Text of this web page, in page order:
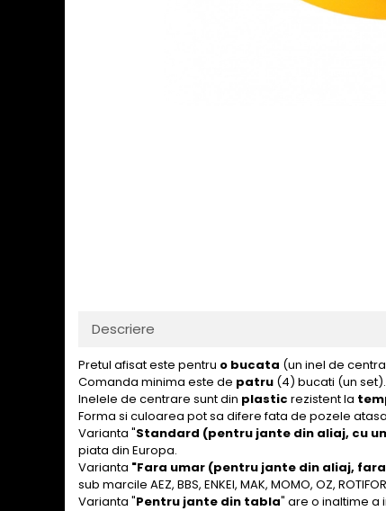
Descriere
Pretul afisat este pentru o bucata (un inel de
Comanda minima este de patru (4) bucati (un set).
Inelele de centrare sunt din plastic rezistent la
Forma si culoarea pot sa difere fata de pozele
Varianta "Standard (pentru jante din aliaj, cu
piata din Europa.
Varianta "Fara umar (pentru jante din aliaj,
sub marcile AEZ, BBS, ENKEI, MAK, MOMO, OZ,
Varianta "Pentru jante din tabla" are o inaltime a